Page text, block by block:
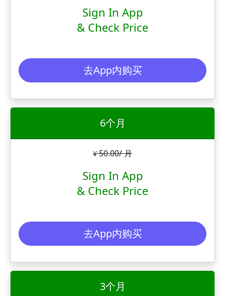
Sign In App
& Check Price
去App内购买
6个月
¥50.00/ 月
Sign In App
& Check Price
去App内购买
3个月